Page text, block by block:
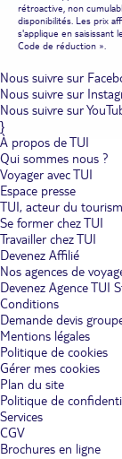
rétroactive, non
disponibilités. Les prix
s'applique en saisissant
Code de réduction ».
Nous suivre sur
Nous suivre sur
Nous suivre sur
}
À propos de TUI
Qui sommes nous ?
Voyager avec TUI
Espace presse
TUI, acteur du
Se former chez TUI
Travailler chez TUI
Devenez Affilié
Nos agences de
Devenez Agence TUI
Conditions
Demande devis
Mentions légales
Politique de cookies
Gérer mes cookies
Plan du site
Politique de
Services
CGV
Brochures en ligne